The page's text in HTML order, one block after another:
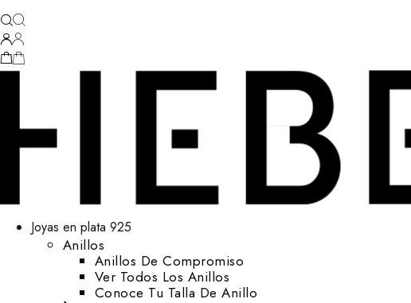
Joyas en plata 925
Anillos
Anillos De Compromiso
Ver Todos Los Anillos
Conoce Tu Talla De Anillo